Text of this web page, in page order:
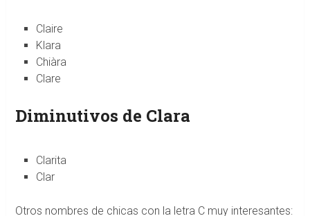
Claire
Klara
Chiàra
Clare
Diminutivos de Clara
Clarita
Clar
Otros nombres de chicas con la letra C muy interesantes: